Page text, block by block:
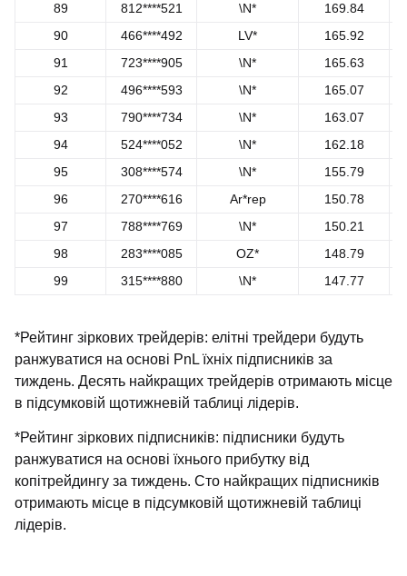
89
812****521 \N*
169.84
90
466****492 LV*
165.92
91
723****905 \N*
165.63
92
496****593 \N*
165.07
93
790****734 \N*
163.07
94
524****052 \N*
162.18
95
308****574 \N*
155.79
96
270****616 Ar*rep
150.78
97
788****769 \N*
150.21
98
283****085 OZ*
148.79
99
315****880 \N* 147.77
*Рейтинг зіркових трейдерів: елітні трейдери будуть
ранжуватися на основі PnL їхніх підписників за
тиждень. Десять найкращих трейдерів отримають місце
в підсумковій щотижневій таблиці лідерів.
*Рейтинг зіркових підписників: підписники будуть
ранжуватися на основі їхнього прибутку від
копітрейдингу за тиждень. Сто найкращих підписників
отримають місце в підсумковій щотижневій таблиці
лідерів.